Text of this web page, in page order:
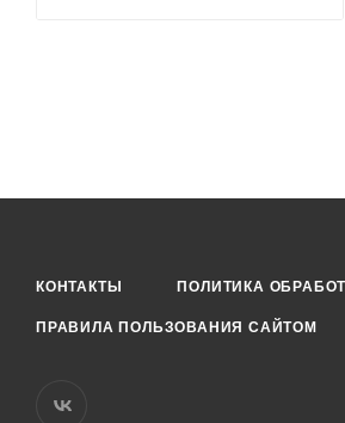
КОНТАКТЫ ПОЛИТИКА
ПРАВИЛА ПОЛЬЗОВАНИЯ САЙТОМ